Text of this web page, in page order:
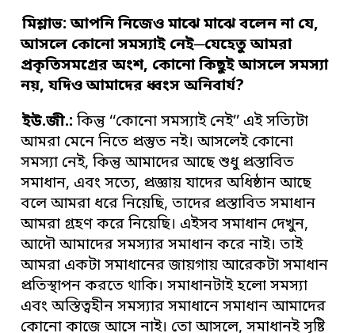
মিশ্লাভ: আপনি নিজেও মাঝে মাঝে বলেন না যে,
আসলে কোনো সমস্যাই নেই─যেহেতু আমরা
প্রকৃতিসমগ্রের অংশ, কোনো কিছুই আসলে সমস্যা
নয়,যদিও আমাদের ধ্বংস অনিবার্য?
ইউ.জী.: কিন্তু ‘‘কোনো সমস্যাই নেই’’ এই সত্যিটা
আমরা মেনে নিতে প্রস্তুত নই। আসলেই কোনো
সমস্যা নেই, কিন্তু আমাদের আছে শুধু প্রস্তাবিত
সমাধান, এবং সত্যে, প্রজ্ঞায় যাদের অধিষ্ঠান আছে
বলে আমরা ধরে নিয়েছি, তাদের প্রস্তাবিত সমাধান
আমরা গ্রহণ করে নিয়েছি। এইসব সমাধান দেখুন,
আদৌ আমাদের সমস্যার সমাধান করে নাই। তাই
আমরা একটা সমাধানের জায়গায় আরেকটা সমাধান
প্রতিস্থাপন করতে থাকি। সমাধানটাই হলো সমস্যা
এবং অস্তিত্বহীন সমস্যার সমাধানে সমাধান আমাদের
কোনো কাজে আসে নাই। তো আসলে, সমাধানই সৃষ্টি